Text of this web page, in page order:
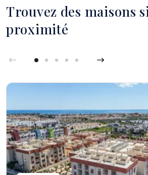
Trouvez des maisons
proximité